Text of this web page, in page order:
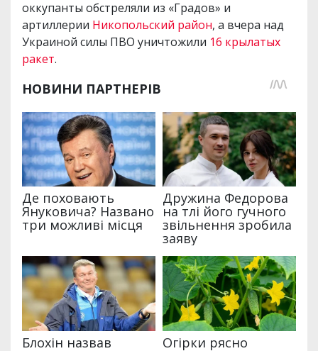
оккупанты обстреляли из «Градов» и
артиллерии Никопольский район, а вчера над
Украиной силы ПВО уничтожили 16 крылатых
ракет.